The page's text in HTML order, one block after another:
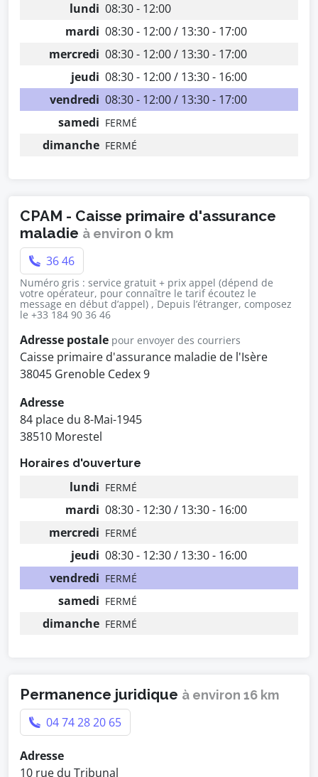
lundi 08:30 - 12:00
mardi 08:30 - 12:00 / 13:30 - 17:00
mercredi 08:30 - 12:00 / 13:30 - 17:00
jeudi 08:30 - 12:00 / 13:30 - 16:00
vendredi 08:30 - 12:00 / 13:30 - 17:00
samedi FERMÉ
dimanche FERMÉ
CPAM - Caisse primaire d'assurance
maladie à environ 0 km
36 46
Numéro gris : service gratuit + prix appel (dépend de
votre opérateur, pour connaître le tarif écoutez le
message en début d’appel) , Depuis l’étranger, composez
le +33 184 90 36 46
Adresse postale pour envoyer des courriers
Caisse primaire d'assurance maladie de l'Isère
38045 Grenoble Cedex 9
Adresse
84 place du 8-Mai-1945
38510 Morestel
Horaires d'ouverture
lundi FERMÉ
mardi 08:30 - 12:30 / 13:30 - 16:00
mercredi FERMÉ
jeudi 08:30 - 12:30 / 13:30 - 16:00
vendredi FERMÉ
samedi FERMÉ
dimanche FERMÉ
Permanence juridique à environ 16 km
04 74 28 20 65
Adresse
10 rue du Tribunal